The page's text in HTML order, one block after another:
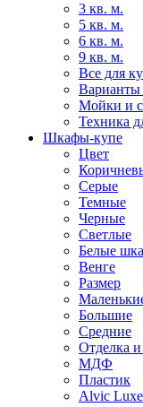
3 кв. м.
5 кв. м.
6 кв. м.
9 кв. м.
Все для
Варианты
Мойки и
Техника
Шкафы-купе
Цвет
Серые
Темные
Черные
Светлые
Белые
Венге
Размер
Большие
Средние
Отделка
МДФ
Пластик
Alvic Luxe